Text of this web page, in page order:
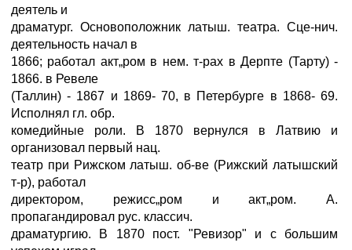
деятель и
драматург. Основоположник латыш. театра. Сце-нич.
деятельность начал в
1866; работал акт„ром в нем. т-рах в Дерпте (Тарту) -
1866. в Ревеле
(Таллин) - 1867 и 1869- 70, в Петербурге в 1868- 69.
Исполнял гл. обр.
комедийные роли. В 1870 вернулся в Латвию и
организовал первый нац.
театр при Рижском латыш. об-ве (Рижский латышский
т-р), работал
директором, режисс„ром и акт„ром. А.
пропагандировал рус. классич.
драматургию. В 1870 пост. "Ревизор" и с большим